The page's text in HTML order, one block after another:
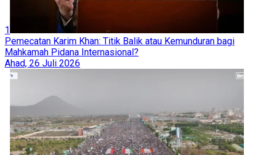
1
Pemecatan Karim Khan: Titik Balik atau Kemunduran bagi
Mahkamah Pidana Internasional?
Ahad, 26 Juli 2026